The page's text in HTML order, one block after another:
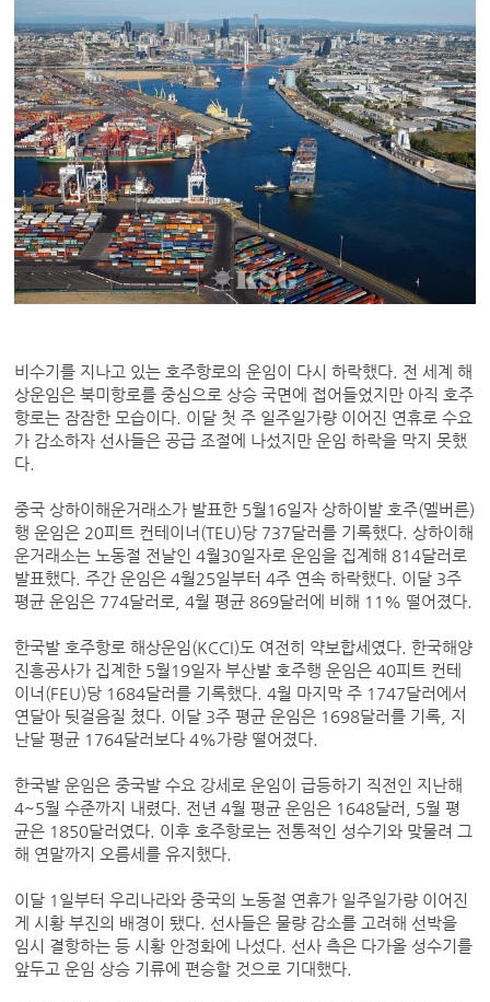
비수기를 지나고 있는 호주항로의 운임이 다시 하락했다. 전 세계 해
상운임은 북미항로를 중심으로 상승 국면에 접어들었지만 아직 호주
항로는 잠잠한 모습이다. 이달 첫 주 일주일가량 이어진 연휴로 수요
가 감소하자 선사들은 공급 조절에 나섰지만 운임 하락을 막지 못했
다.
중국 상하이해운거래소가 발표한 5월16일자 상하이발 호주(멜버른)
행 운임은 20피트 컨테이너(TEU)당 737달러를 기록했다. 상하이해
운거래소는 노동절 전날인 4월30일자로 운임을 집계해 814달러로
발표했다. 주간 운임은 4월25일부터 4주 연속 하락했다. 이달 3주
평균 운임은 774달러로, 4월 평균 869달러에 비해 11% 떨어졌다.
한국발 호주항로 해상운임(KCCI)도 여전히 약보합세였다. 한국해양
진흥공사가 집계한 5월19일자 부산발 호주행 운임은 40피트 컨테
이너(FEU)당 1684달러를 기록했다. 4월 마지막 주 1747달러에서
연달아 뒷걸음질 쳤다. 이달 3주 평균 운임은 1698달러를 기록, 지
난달 평균 1764달러보다 4%가량 떨어졌다.
한국발 운임은 중국발 수요 강세로 운임이 급등하기 직전인 지난해
4~5월 수준까지 내렸다. 전년 4월 평균 운임은 1648달러, 5월 평
균은 1850달러였다. 이후 호주항로는 전통적인 성수기와 맞물려 그
해 연말까지 오름세를 유지했다.
이달 1일부터 우리나라와 중국의 노동절 연휴가 일주일가량 이어진
게 시황 부진의 배경이 됐다. 선사들은 물량 감소를 고려해 선박을
임시 결항하는 등 시황 안정화에 나섰다. 선사 측은 다가올 성수기를
앞두고 운임 상승 기류에 편승할 것으로 기대했다.